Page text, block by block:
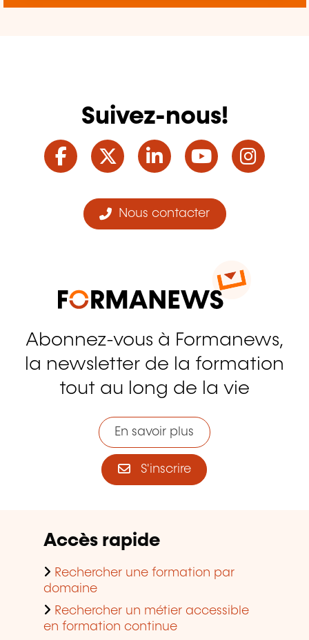
Suivez-nous!
Facebook
TwitterLinkedInYouTube
Nous contacter
Abonnez-vous à Formanews,
la newsletter de la formation
tout au long de la vie
En savoir plus
S'inscrire
Accès rapide
Rechercher une formation par
domaine
Rechercher un métier accessible
en formation continue